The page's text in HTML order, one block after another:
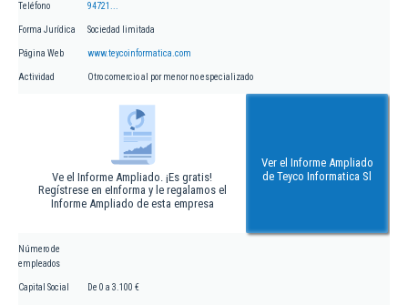
Teléfono 94721...
Forma Jurídica Sociedad limitada
Página Web www.teycoinformatica.com
Actividad Otro comercio al por menor no especializado
Ve el Informe Ampliado. ¡Es gratis!
Regístrese en eInforma y le regalamos el
Informe Ampliado de esta empresa
Ver el Informe Ampliado
de Teyco Informatica Sl
Número de
empleados
Capital Social De 0 a 3.100 €